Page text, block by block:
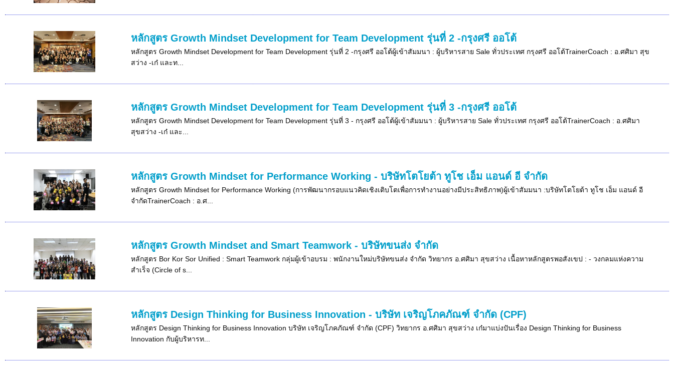
หลักสูตร Growth Mindset Development for Team Development รุ่นที่ 2 -กรุงศรี ออโต้
หลักสูตร Growth Mindset Development for Team Development รุ่นที่ 2 -กรุงศรี ออโต้ผู้เข้าสัมมนา : ผู้บริหารสาย Sale ทั่วประเทศ กรุงศรี ออโต้TrainerCoach : อ.ศศิมา สุข
สว่าง -เก๋ และท...
หลักสูตร Growth Mindset Development for Team Development รุ่นที่ 3 -กรุงศรี ออโต้
หลักสูตร Growth Mindset Development for Team Development รุ่นที่ 3 - กรุงศรี ออโต้ผู้เข้าสัมมนา : ผู้บริหารสาย Sale ทั่วประเทศ กรุงศรี ออโต้TrainerCoach : อ.ศศิมา
สุขสว่าง -เก๋ และ...
หลักสูตร Growth Mindset for Performance Working - บริษัทโตโยต้า ทูโช เอ็ม แอนด์ อี จำกัด
หลักสูตร Growth Mindset for Performance Working (การพัฒนากรอบแนวคิดเชิงเติบโตเพื่อการทำงานอย่างมีประสิทธิภาพ)ผู้เข้าสัมมนา :บริษัทโตโยต้า ทูโช เอ็ม แอนด์ อี
จำกัดTrainerCoach : อ.ศ...
หลักสูตร Growth Mindset and Smart Teamwork - บริษัทขนส่ง จำกัด
หลักสูตร Bor Kor Sor Unified : Smart Teamwork กลุ่มผู้เข้าอบรม : พนักงานใหม่บริษัทขนส่ง จำกัด วิทยากร อ.ศศิมา สุขสว่าง เนื้อหาหลักสูตรพอสังเขป : - วงกลมแห่งความ
สำเร็จ (Circle of s...
หลักสูตร Design Thinking for Business Innovation - บริษัท เจริญโภคภัณฑ์ จำกัด (CPF)
หลักสูตร Design Thinking for Business Innovation บริษัท เจริญโภคภัณฑ์ จำกัด (CPF) วิทยากร อ.ศศิมา สุขสว่าง เก๋มาแบ่งปันเรื่อง Design Thinking for Business
Innovation กับผู้บริหารท...